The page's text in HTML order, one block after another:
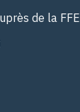
de la FFE